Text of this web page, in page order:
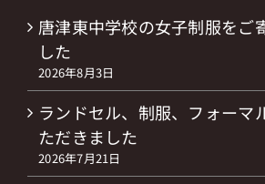
唐津東中学校の女子制服をご
した
2026年8月3日
ランドセル、制服、フォーマ
ただきました
2026年7月21日